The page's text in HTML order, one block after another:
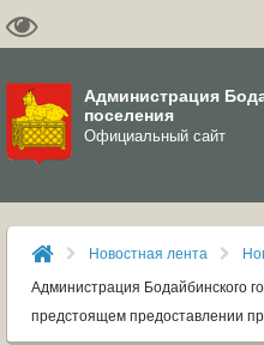
Администрация
поселения
Официальный сайт
ГОРОД
ДУМА
Новостная лента
Администрация Бодайбинского
предстоящем предоставлении